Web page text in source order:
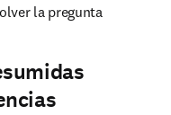
la pregunta